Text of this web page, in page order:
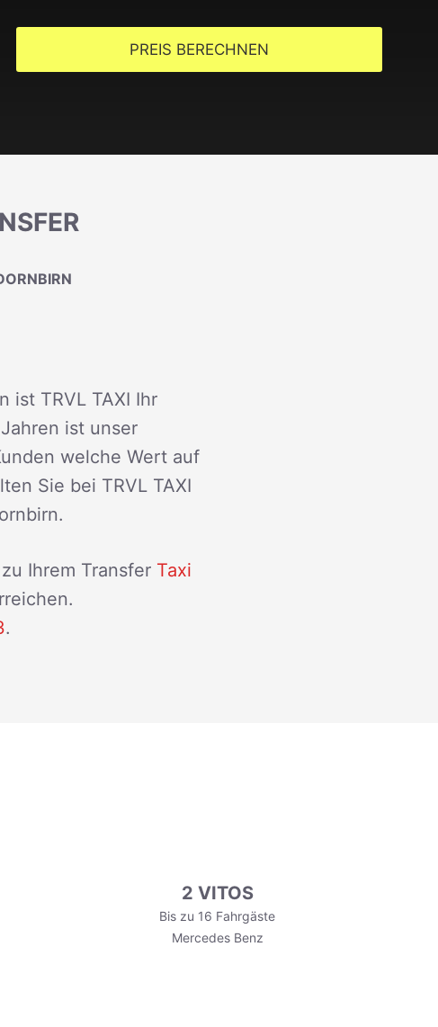
PREIS BERECHNEN
ist TRVL TAXI Ihr
ist unser
welche Wert auf
Sie bei TRVL TAXI
Ihrem Transfer Taxi
.
2 VITOS
Bis zu 16 Fahrgäste
Mercedes Benz